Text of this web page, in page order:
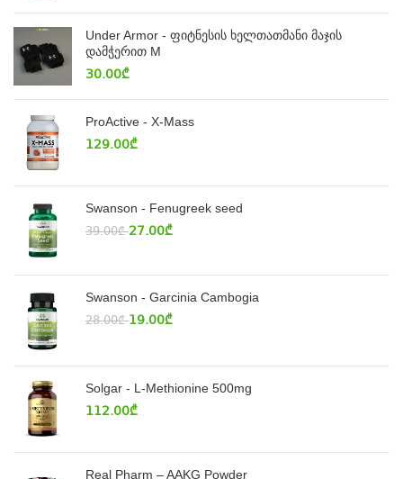
Under Armor - ფიტნესის ხელთათმანი მაჯის
დამჭერით M
30.00₾
ProActive - X-Mass
129.00₾
Swanson - Fenugreek seed
39.00₾ 27.00₾
Swanson - Garcinia Cambogia
28.00₾ 19.00₾
Solgar - L-Methionine 500mg
112.00₾
Real Pharm – AAKG Powder